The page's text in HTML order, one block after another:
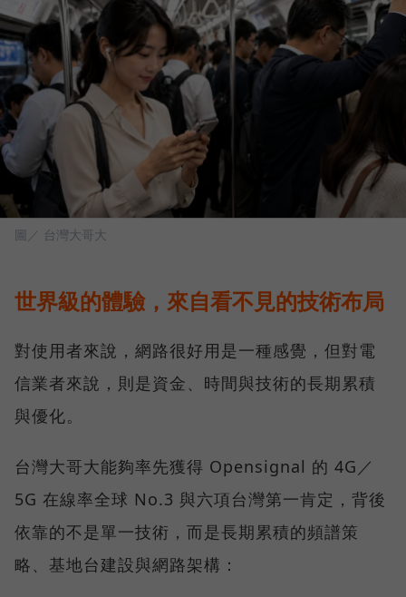
圖／ 台灣大哥大
世界級的體驗，來自看不見的技術布局
對使用者來說，網路很好用是一種感覺，但對電
信業者來說，則是資金、時間與技術的長期累積
與優化。
台灣大哥大能夠率先獲得 Opensignal 的 4G／
5G 在線率全球 No.3 與六項台灣第一肯定，背後
依靠的不是單一技術，而是長期累積的頻譜策
略、基地台建設與網路架構：